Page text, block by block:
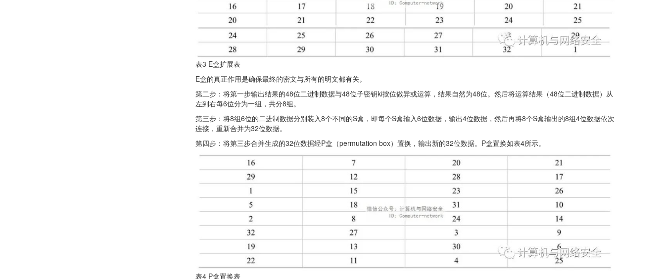
表3 E盒扩展表
E盒的真正作用是确保最终的密文与所有的明文都有关。
第二步：将第一步输出结果的48位二进制数据与48位子密钥ki按位做异或运算，结果自然为48位。然后将运算结果（48位二进制数据）从
左到右每6位分为一组，共分8组。
第三步：将8组6位的二进制数据分别装入8个不同的S盒，即每个S盒输入6位数据，输出4位数据，然后再将8个S盒输出的8组4位数据依次
连接，重新合并为32位数据。
第四步：将第三步合并生成的32位数据经P盒（permutation box）置换，输出新的32位数据。P盒置换如表4所示。
表4 P盒置换表